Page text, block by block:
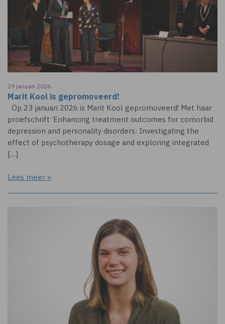
29 januari 2026
Marit Kool is gepromoveerd!
Op 23 januari 2026 is Marit Kool gepromoveerd! Met haar
proefschrift ‘Enhancing treatment outcomes for comorbid
depression and personality disorders: Investigating the
effect of psychotherapy dosage and exploring integrated
[…]
Lees meer »